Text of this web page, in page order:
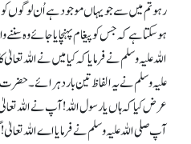
رہو تم میں سے جو یہاں موجود ہے اُن لوگوں کو
ہو سکتا ہے کہ جس کو پیغام پہنچایا جائے وہ
اللہ علیہ وسلم نے فرمایا کہ کیا میں نے اللہ
علیہ وسلم نے یہ الفاظ تین بار دہرائے۔
عرض کیا کہ ہاں یا رسول اللہ! آپ نے اللہ
آپ صلی اللہ علیہ وسلم نے فرمایا اے اللہ تعالیٰ